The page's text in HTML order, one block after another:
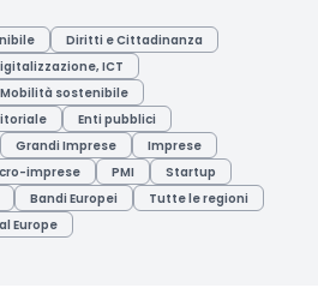
Diritti e Cittadinanza
ICT
Mobilità sostenibile
Enti pubblici
Grandi Imprese
Imprese
imprese PMI
Startup
Bandi Europei
Tutte le regioni
Europe